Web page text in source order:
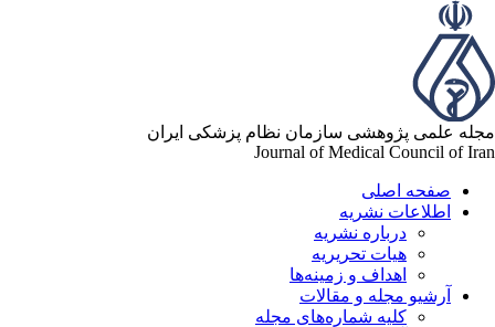
علمی پژوهشی سازمان نظام پزشکی ایران
Journal of Medical Council of
صفحه اصلی
اطلاعات نشریه
درباره نشریه
هیات تحریریه
اهداف و زمینه‌ها
آرشیو مجله و مقالات
کلیه شماره‌های مجله